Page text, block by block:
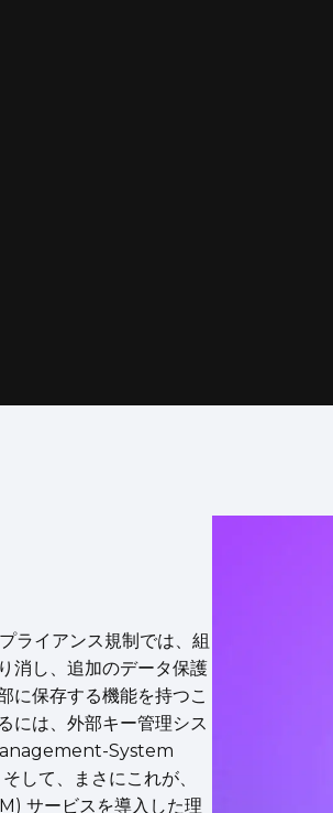
ライアンス規制では、組
消し、追加のデータ保護
に保存する機能を持つこ
には、外部キー管理シス
System
して、まさにこれが、
サービスを導入した理